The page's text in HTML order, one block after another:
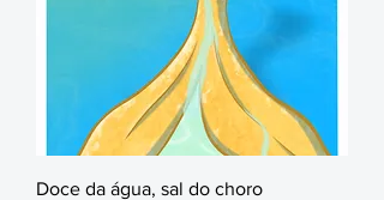
Doce da água, sal do choro